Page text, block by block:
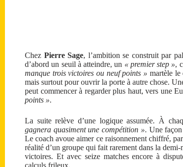
Chez Pierre Sage, l’ambition se construit par
d’abord un seuil à atteindre, un « premier step »,
manque trois victoires ou neuf points » martèle le
mais surtout pour ouvrir la porte à autre chose.
peut commencer à regarder plus haut, vers une
points ».
La suite relève d’une logique assumée. À
gagnera quasiment une compétition ». Une
Le coach avoue aimer ce raisonnement chiffré,
réalité d’un groupe qui fait rarement dans la
victoires. Et avec seize matches encore à
calculs frileux.